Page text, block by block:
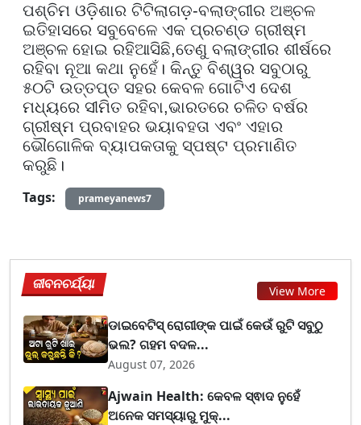
ପଶ୍ଚିମ ଓଡ଼ିଶାର ଟିଟିଲାଗଡ଼-ବଲାଙ୍ଗୀର ଅଞ୍ଚଳ
ଇତିହାସରେ ସବୁବେଳେ ଏକ ପ୍ରଚଣ୍ଡ ଗ୍ରୀଷ୍ମ
ଅଞ୍ଚଳ ହୋଇ ରହିଆସିଛି,ତେଣୁ ବଲାଙ୍ଗୀର ଶୀର୍ଷରେ
ରହିବା ନୂଆ କଥା ନୁହେଁ। କିନ୍ତୁ ବିଶ୍ୱର ସବୁଠାରୁ
୫୦ଟି ଉତ୍ତପ୍ତ ସହର କେବଳ ଗୋଟିଏ ଦେଶ
ମଧ୍ୟରେ ସୀମିତ ରହିବା,ଭାରତରେ ଚଳିତ ବର୍ଷର
ଗ୍ରୀଷ୍ମ ପ୍ରବାହର ଭୟାବହତା ଏବଂ ଏହାର
ଭୌଗୋଳିକ ବ୍ୟାପକତାକୁ ସ୍ପଷ୍ଟ ପ୍ରମାଣିତ
କରୁଛି।
Tags:
prameyanews7
ଜୀବନଚର୍ଯ୍ୟା View More
ଡାଇବେଟିସ୍ ରୋଗୀଙ୍କ ପାଇଁ କେଉଁ ରୁଟି ସବୁଠୁ
ଭଲ? ଗହମ ବଦଳ...
August 07, 2026
Ajwain Health: କେବଳ ସ୍ଵାଦ ନୁହେଁ
ଅନେକ ସମସ୍ୟାରୁ ମୁକ୍...